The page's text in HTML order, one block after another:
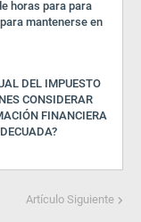
horas para para
mantenerse en
DEL IMPUESTO
CONSIDERAR
FINANCIERA
Artículo Siguiente